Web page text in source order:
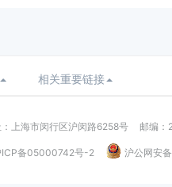
相关重要链接
上海市闵行区沪闵路6258号 邮编：
ICP备05000742号-2 沪公网安